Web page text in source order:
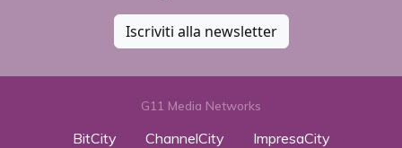
Iscriviti alla newsletter
G11 Media Networks
BitCity ChannelCity
ImpresaCity